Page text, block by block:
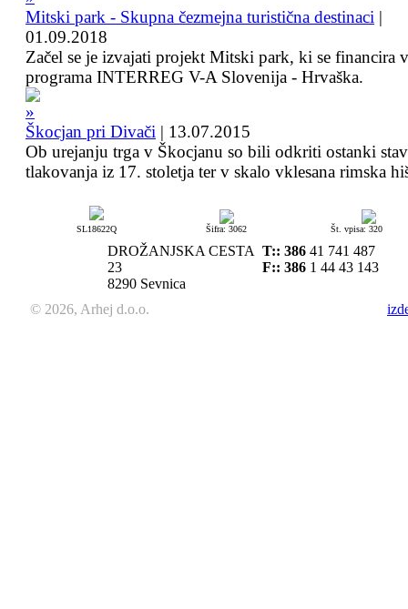
Mitski park - Skupna čezmejna turistična destinaci |
01.09.2018
Začel se je izvajati projekt Mitski park, ki se financira
programa INTERREG V-A Slovenija - Hrvaška.
Škocjan pri Divači | 13.07.2015
Ob urejanju trga v Škocjanu so bili odkriti ostanki
tlakovanja iz 17. stoletja ter v skalo vklesana rimska
SL18622Q Šifra: 3062 Št. vpisa: 320
DROŽANJSKA CESTA
23
8290 Sevnica
T:: 386 41 741 487
F:: 386 1 44 43 143
© 2026, Arhej d.o.o.